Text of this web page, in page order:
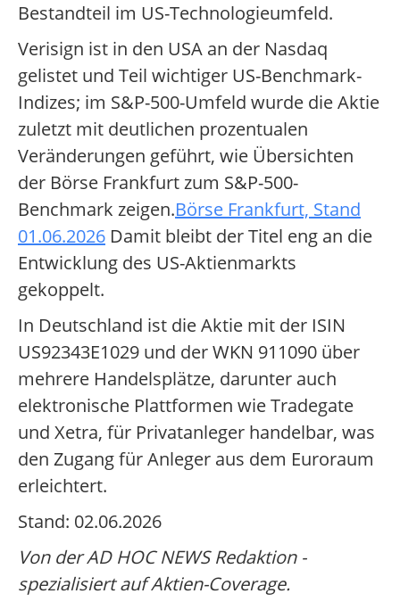
Bestandteil im US-Technologieumfeld.
Verisign ist in den USA an der Nasdaq
gelistet und Teil wichtiger US-Benchmark-
Indizes; im S&P-500-Umfeld wurde die Aktie
zuletzt mit deutlichen prozentualen
Veränderungen geführt, wie Übersichten
der Börse Frankfurt zum S&P-500-
Benchmark zeigen.Börse Frankfurt, Stand
01.06.2026 Damit bleibt der Titel eng an die
Entwicklung des US-Aktienmarkts
gekoppelt.
In Deutschland ist die Aktie mit der ISIN
US92343E1029 und der WKN 911090 über
mehrere Handelsplätze, darunter auch
elektronische Plattformen wie Tradegate
und Xetra, für Privatanleger handelbar, was
den Zugang für Anleger aus dem Euroraum
erleichtert.
Stand: 02.06.2026
Von der AD HOC NEWS Redaktion -
spezialisiert auf Aktien-Coverage.